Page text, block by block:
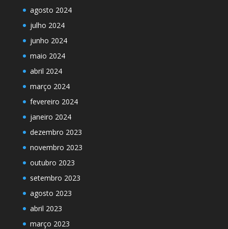
agosto 2024
julho 2024
junho 2024
maio 2024
abril 2024
março 2024
fevereiro 2024
janeiro 2024
dezembro 2023
novembro 2023
outubro 2023
setembro 2023
agosto 2023
abril 2023
março 2023